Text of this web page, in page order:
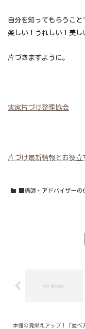
自分を知ってもらうこと
楽しい！うれしい！美し
片づきますように。
実家片づけ整理協会 渡
片づけ最新情報とお役立
■講師・アドバイザーの
本棚の見栄えアップ！「並